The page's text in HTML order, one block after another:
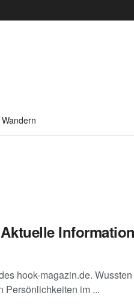
Wandern
hook-magazin.de.
Persönlichkeiten im ...